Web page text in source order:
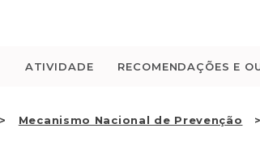
ATIVIDADE RECOMENDAÇÕES E
Mecanismo Nacional de Prevenção